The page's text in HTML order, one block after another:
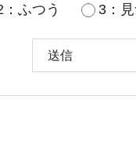
：ふつう 3：